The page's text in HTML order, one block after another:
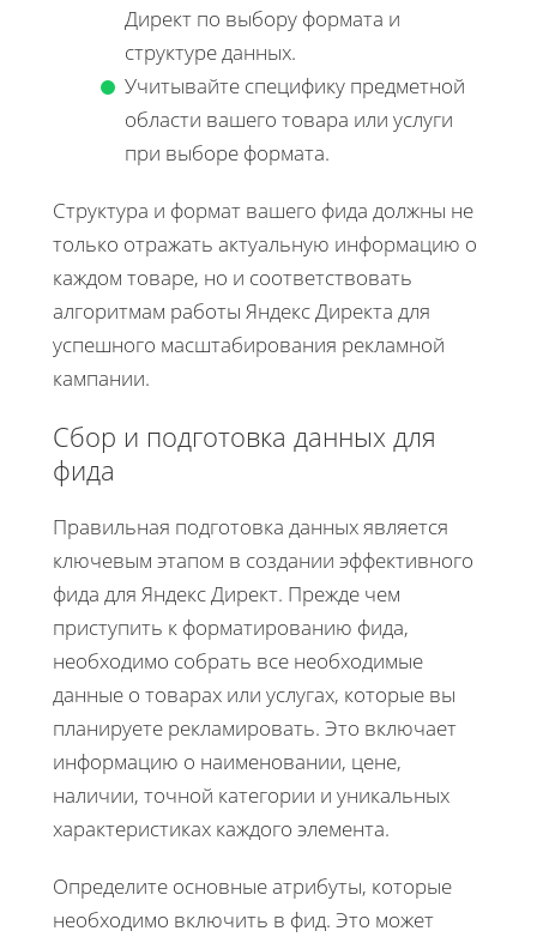
Директ по выбору формата и
структуре данных.
Учитывайте специфику предметной
области вашего товара или услуги
при выборе формата.
Структура и формат вашего фида должны не
только отражать актуальную информацию о
каждом товаре, но и соответствовать
алгоритмам работы Яндекс Директа для
успешного масштабирования рекламной
кампании.
Сбор и подготовка данных для
фида
Правильная подготовка данных является
ключевым этапом в создании эффективного
фида для Яндекс Директ. Прежде чем
приступить к форматированию фида,
необходимо собрать все необходимые
данные о товарах или услугах, которые вы
планируете рекламировать. Это включает
информацию о наименовании, цене,
наличии, точной категории и уникальных
характеристиках каждого элемента.
Определите основные атрибуты, которые
необходимо включить в фид. Это может